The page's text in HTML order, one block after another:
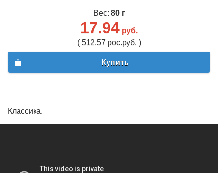
Вес: 80 г
17.94 руб.
( 512.57 рос.руб. )
Купить
Классика.